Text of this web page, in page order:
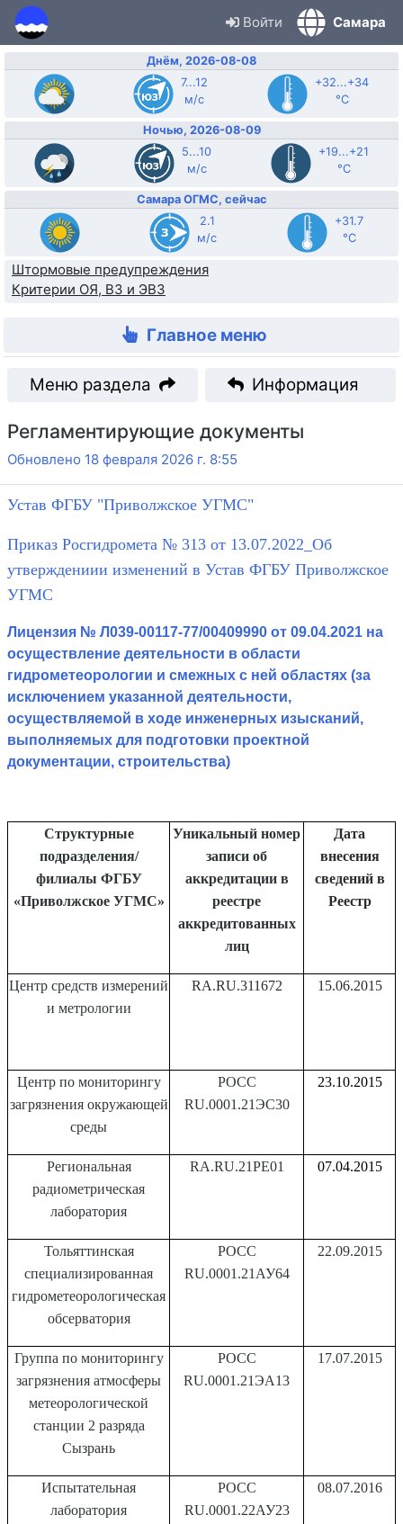
Войти Самара
Днём, 2026-08-08
7...12
м/с
+32...+34
°C
Ночью, 2026-08-09
5...10
м/с
+19...+21
°C
Самара ОГМС, сейчас
2.1
м/с
+31.7
°C
Штормовые предупреждения
Критерии ОЯ, ВЗ и ЭВЗ
Главное меню
Меню раздела Информация
Регламентирующие документы
Обновлено 18 февраля 2026 г. 8:55
Устав ФГБУ "Приволжское УГМС"
Приказ Росгидромета № 313 от 13.07.2022_Об
утверждениии изменений в Устав ФГБУ Приволжское
УГМС
Лицензия № Л039-00117-77/00409990 от 09.04.2021 на
осуществление деятельности в области
гидрометеорологии и смежных с ней областях (за
исключением указанной деятельности,
осуществляемой в ходе инженерных изысканий,
выполняемых для подготовки проектной
документации, строительства)
Структурные
подразделения/
филиалы ФГБУ
«Приволжское УГМС»
Уникальный номер
записи об
аккредитации в
реестре
аккредитованных
лиц
Дата
внесения
сведений в
Реестр
Центр средств измерений
и метрологии
RA.RU.311672 15.06.2015
Центр по мониторингу
загрязнения окружающей
среды
РОСС
RU.0001.21ЭС30
23.10.2015
Региональная
радиометрическая
лаборатория
RA.RU.21РЕ01 07.04.2015
Тольяттинская
специализированная
гидрометеорологическая
обсерватория
РОСС
RU.0001.21АУ64
22.09.2015
Группа по мониторингу
загрязнения атмосферы
метеорологической
станции 2 разряда
Сызрань
РОСС
RU.0001.21ЭА13
17.07.2015
Испытательная
лаборатория
РОСС
RU.0001.22АУ23
08.07.2016